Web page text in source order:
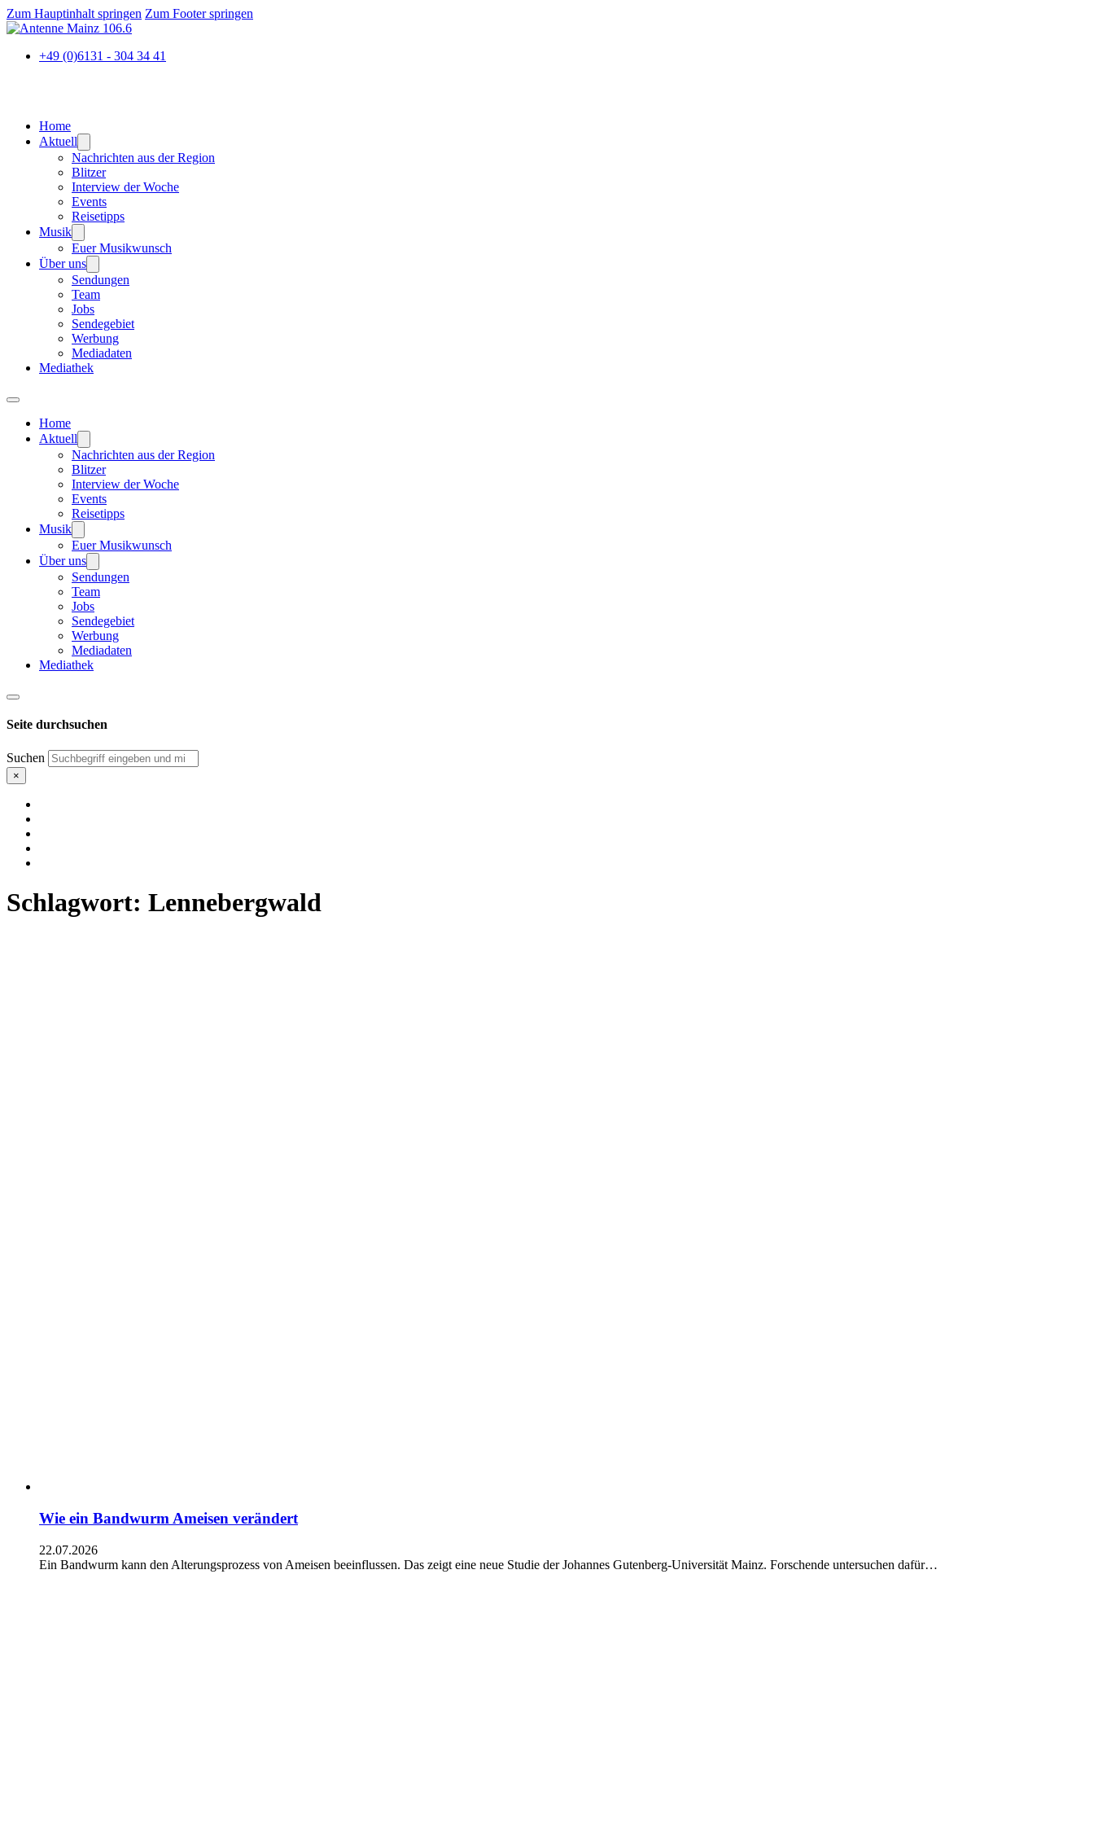
Zum Hauptinhalt springen Zum Footer springen
+49 (0)6131 - 304 34 41
Home
Aktuell
Nachrichten aus der Region
Blitzer
Interview der Woche
Events
Reisetipps
Musik
Euer Musikwunsch
Über uns
Sendungen
Team
Jobs
Sendegebiet
Werbung
Mediadaten
Mediathek
Home
Aktuell
Nachrichten aus der Region
Blitzer
Interview der Woche
Events
Reisetipps
Musik
Euer Musikwunsch
Über uns
Sendungen
Team
Jobs
Sendegebiet
Werbung
Mediadaten
Mediathek
Seite durchsuchen
Suchen
×
Schlagwort: Lennebergwald
Wie ein Bandwurm Ameisen verändert
22.07.2026
Ein Bandwurm kann den Alterungsprozess von Ameisen beeinflussen. Das zeigt eine neue Studie der Johannes Gutenberg-Universität Mainz. Forschende untersuchen dafür…